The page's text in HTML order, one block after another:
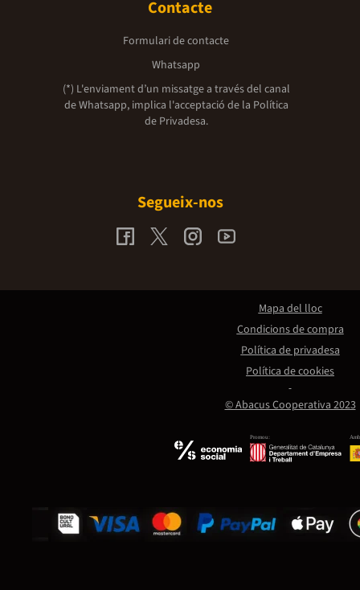
Contacte
Formulari de contacte
Whatsapp
(*) L'enviament d’un missatge a través del canal
de Whatsapp, implica l'acceptació de la Política
de Privadesa.
Segueix-nos
Promou:
© Abacus Cooperativa 2023
Mapa del lloc
Condicions de compra
Política de privadesa
Política de cookies